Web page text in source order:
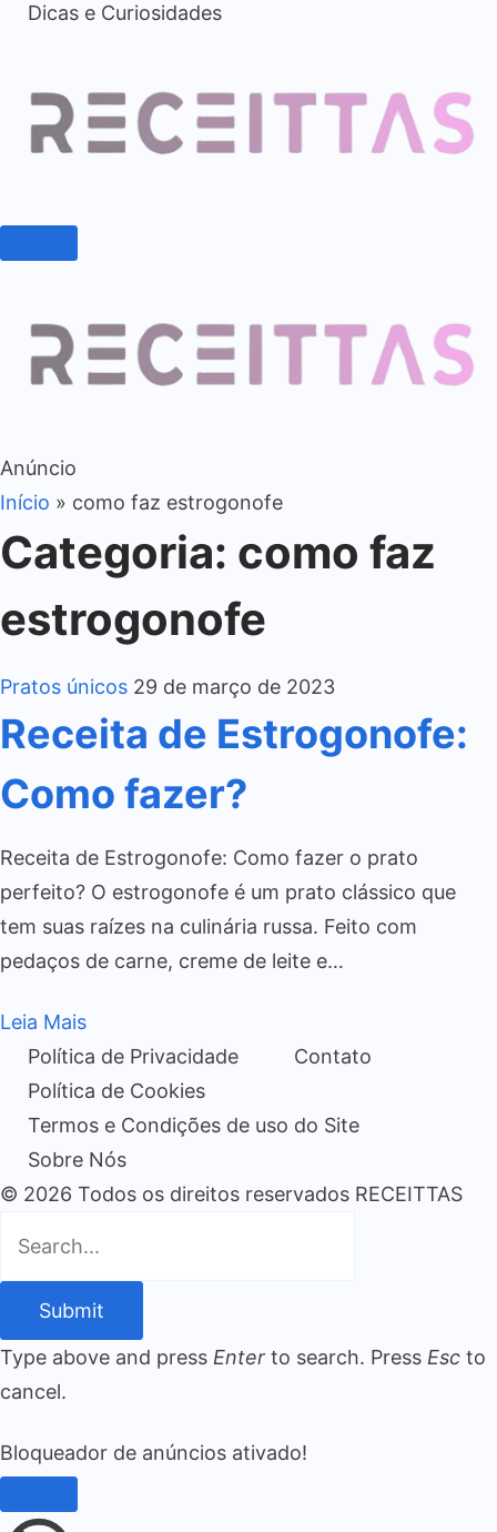
Dicas e Curiosidades
Anúncio
Início » como faz estrogonofe
Categoria: como faz
estrogonofe
Pratos únicos 29 de março de 2023
Receita de Estrogonofe:
Como fazer?
Receita de Estrogonofe: Como fazer o prato
perfeito? O estrogonofe é um prato clássico que
tem suas raízes na culinária russa. Feito com
pedaços de carne, creme de leite e…
Leia Mais
Política de Privacidade
Contato
Política de Cookies
Termos e Condições de uso do Site
Sobre Nós
© 2026 Todos os direitos reservados RECEITTAS
Submit
Type above and press Enter to search. Press Esc to
cancel.
Bloqueador de anúncios ativado!